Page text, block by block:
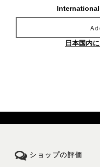
日本国内
ショップの評価